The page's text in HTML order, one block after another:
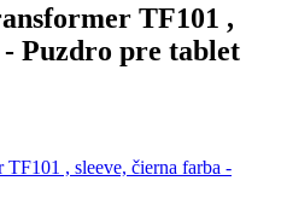
TF101 ,
- Puzdro pre tablet